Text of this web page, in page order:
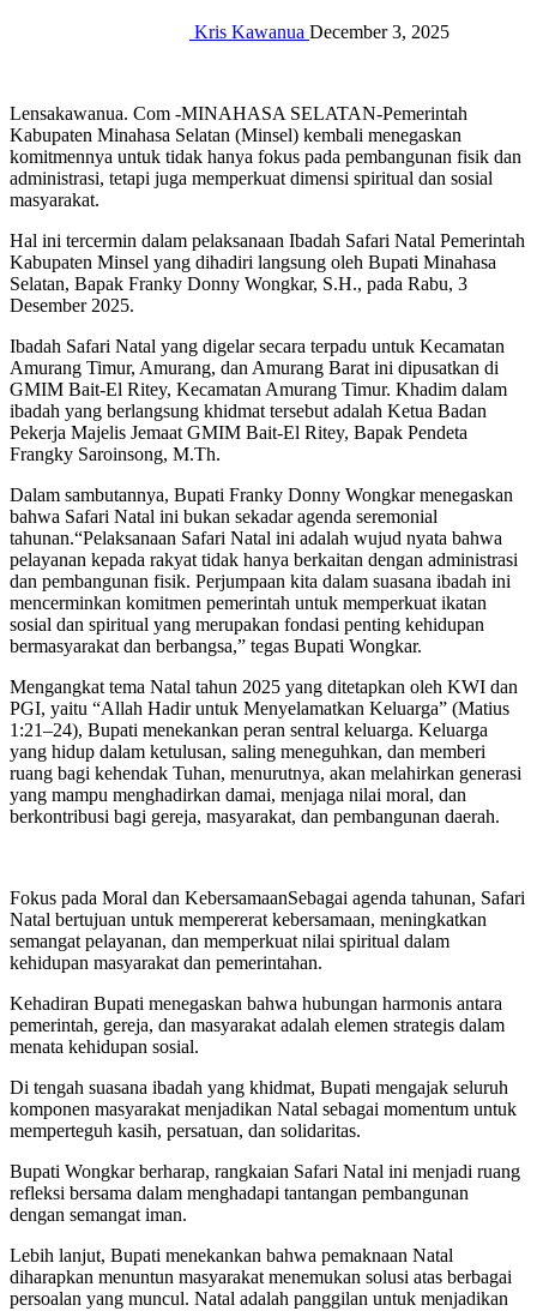
Kris Kawanua December 3, 2025
Lensakawanua. Com -MINAHASA SELATAN-Pemerintah
Kabupaten Minahasa Selatan (Minsel) kembali menegaskan
komitmennya untuk tidak hanya fokus pada pembangunan fisik dan
administrasi, tetapi juga memperkuat dimensi spiritual dan sosial
masyarakat.
Hal ini tercermin dalam pelaksanaan Ibadah Safari Natal Pemerintah
Kabupaten Minsel yang dihadiri langsung oleh Bupati Minahasa
Selatan, Bapak Franky Donny Wongkar, S.H., pada Rabu, 3
Desember 2025.
Ibadah Safari Natal yang digelar secara terpadu untuk Kecamatan
Amurang Timur, Amurang, dan Amurang Barat ini dipusatkan di
GMIM Bait-El Ritey, Kecamatan Amurang Timur. Khadim dalam
ibadah yang berlangsung khidmat tersebut adalah Ketua Badan
Pekerja Majelis Jemaat GMIM Bait-El Ritey, Bapak Pendeta
Frangky Saroinsong, M.Th.
Dalam sambutannya, Bupati Franky Donny Wongkar menegaskan
bahwa Safari Natal ini bukan sekadar agenda seremonial
tahunan.“Pelaksanaan Safari Natal ini adalah wujud nyata bahwa
pelayanan kepada rakyat tidak hanya berkaitan dengan administrasi
dan pembangunan fisik. Perjumpaan kita dalam suasana ibadah ini
mencerminkan komitmen pemerintah untuk memperkuat ikatan
sosial dan spiritual yang merupakan fondasi penting kehidupan
bermasyarakat dan berbangsa,” tegas Bupati Wongkar.
Mengangkat tema Natal tahun 2025 yang ditetapkan oleh KWI dan
PGI, yaitu “Allah Hadir untuk Menyelamatkan Keluarga” (Matius
1:21–24), Bupati menekankan peran sentral keluarga. Keluarga
yang hidup dalam ketulusan, saling meneguhkan, dan memberi
ruang bagi kehendak Tuhan, menurutnya, akan melahirkan generasi
yang mampu menghadirkan damai, menjaga nilai moral, dan
berkontribusi bagi gereja, masyarakat, dan pembangunan daerah.
Fokus pada Moral dan KebersamaanSebagai agenda tahunan, Safari
Natal bertujuan untuk mempererat kebersamaan, meningkatkan
semangat pelayanan, dan memperkuat nilai spiritual dalam
kehidupan masyarakat dan pemerintahan.
Kehadiran Bupati menegaskan bahwa hubungan harmonis antara
pemerintah, gereja, dan masyarakat adalah elemen strategis dalam
menata kehidupan sosial.
Di tengah suasana ibadah yang khidmat, Bupati mengajak seluruh
komponen masyarakat menjadikan Natal sebagai momentum untuk
memperteguh kasih, persatuan, dan solidaritas.
Bupati Wongkar berharap, rangkaian Safari Natal ini menjadi ruang
refleksi bersama dalam menghadapi tantangan pembangunan
dengan semangat iman.
Lebih lanjut, Bupati menekankan bahwa pemaknaan Natal
diharapkan menuntun masyarakat menemukan solusi atas berbagai
persoalan yang muncul. Natal adalah panggilan untuk menjadikan